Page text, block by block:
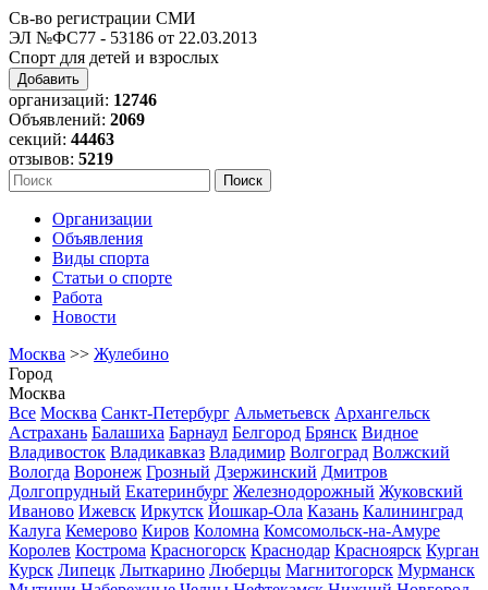
Св-во регистрации СМИ
ЭЛ №ФС77 - 53186 от 22.03.2013
Спорт для детей и взрослых
Добавить
организаций: 12746
Объявлений: 2069
секций: 44463
отзывов: 5219
Организации
Объявления
Виды спорта
Статьи о спорте
Работа
Новости
Москва >> Жулебино
Город
Москва
Все Москва Санкт-Петербург Альметьевск Архангельск
Астрахань Балашиха Барнаул Белгород Брянск Видное
Владивосток Владикавказ Владимир Волгоград Волжский
Вологда Воронеж Грозный Дзержинский Дмитров
Долгопрудный Екатеринбург Железнодорожный Жуковский
Иваново Ижевск Иркутск Йошкар-Ола Казань Калининград
Калуга Кемерово Киров Коломна Комсомольск-на-Амуре
Королев Кострома Красногорск Краснодар Красноярск Курган
Курск Липецк Лыткарино Люберцы Магнитогорск Мурманск